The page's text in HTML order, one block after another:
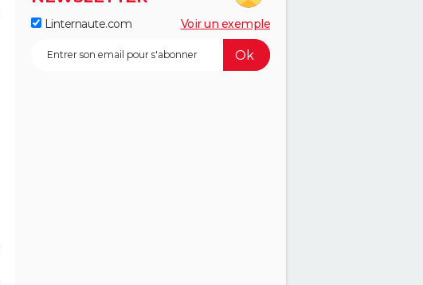
Linternaute.com Voir un exemple